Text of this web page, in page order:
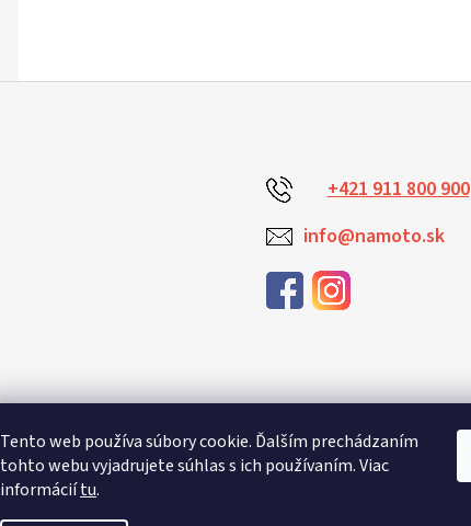
Tento web používa súbory cookie. Ďalším prechádzaním
tohto webu vyjadrujete súhlas s ich používaním. Viac
informáciítu.
+421 911 800 900
info@namoto.sk